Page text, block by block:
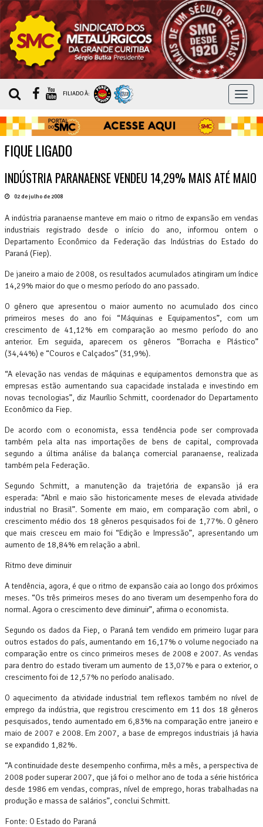
MENU
FILIADO À:
FIQUE LIGADO
INDÚSTRIA PARANAENSE VENDEU 14,29% MAIS ATÉ MAIO
02 de julho de 2008
A indústria paranaense manteve em maio o ritmo de expansão em vendas
industriais registrado desde o início do ano, informou ontem o
Departamento Econômico da Federação das Indústrias do Estado do
Paraná (Fiep).
De janeiro a maio de 2008, os resultados acumulados atingiram um índice
14,29% maior do que o mesmo período do ano passado.
O gênero que apresentou o maior aumento no acumulado dos cinco
primeiros meses do ano foi “Máquinas e Equipamentos”, com um
crescimento de 41,12% em comparação ao mesmo período do ano
anterior. Em seguida, aparecem os gêneros “Borracha e Plástico”
(34,44%) e “Couros e Calçados” (31,9%).
“A elevação nas vendas de máquinas e equipamentos demonstra que as
empresas estão aumentando sua capacidade instalada e investindo em
novas tecnologias”, diz Maurílio Schmitt, coordenador do Departamento
Econômico da Fiep.
De acordo com o economista, essa tendência pode ser comprovada
também pela alta nas importações de bens de capital, comprovada
segundo a última análise da balança comercial paranaense, realizada
também pela Federação.
Segundo Schmitt, a manutenção da trajetória de expansão já era
esperada: “Abril e maio são historicamente meses de elevada atividade
industrial no Brasil”. Somente em maio, em comparação com abril, o
crescimento médio dos 18 gêneros pesquisados foi de 1,77%. O gênero
que mais cresceu em maio foi “Edição e Impressão”, apresentando um
aumento de 18,84% em relação a abril.
Ritmo deve diminuir
A tendência, agora, é que o ritmo de expansão caia ao longo dos próximos
meses. “Os três primeiros meses do ano tiveram um desempenho fora do
normal. Agora o crescimento deve diminuir”, afirma o economista.
Segundo os dados da Fiep, o Paraná tem vendido em primeiro lugar para
outros estados do país, aumentando em 16,17% o volume negociado na
comparação entre os cinco primeiros meses de 2008 e 2007. As vendas
para dentro do estado tiveram um aumento de 13,07% e para o exterior, o
crescimento foi de 12,57% no período analisado.
O aquecimento da atividade industrial tem reflexos também no nível de
emprego da indústria, que registrou crescimento em 11 dos 18 gêneros
pesquisados, tendo aumentado em 6,83% na comparação entre janeiro e
maio de 2007 e 2008. Em 2007, a base de empregos industriais já havia
se expandido 1,82%.
“A continuidade deste desempenho confirma, mês a mês, a perspectiva de
2008 poder superar 2007, que já foi o melhor ano de toda a série histórica
desde 1986 em vendas, compras, nível de emprego, horas trabalhadas na
produção e massa de salários”, conclui Schmitt.
Fonte: O Estado do Paraná